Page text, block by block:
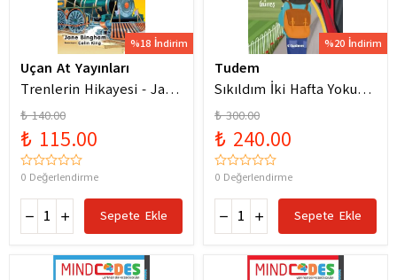
%18 İndirim
Uçan At Yayınları
Trenlerin Hikayesi - Jane
Bingham
₺ 140.00
₺ 115.00
0 Değerlendirme
Sepete Ekle
%20 İndirim
Tudem
Sıkıldım İki Hafta Yokum
Pelin Güneş
₺ 300.00
₺ 240.00
0 Değerlendirme
Sepete Ekle